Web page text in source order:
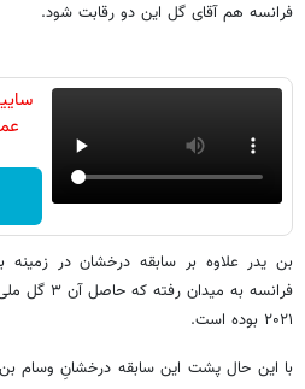
فرانسه هم آقای گل این دو رقابت شود.
فرانسه به
۲۰۲۱ بوده است.
با این حال پشت این سابقه درخشانِ وسام